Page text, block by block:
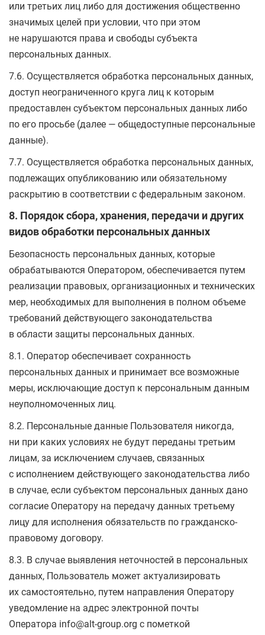
или третьих лиц либо для достижения общественно
значимых целей при условии, что при этом
не нарушаются права и свободы субъекта
персональных данных.
7.6. Осуществляется обработка персональных данных,
доступ неограниченного круга лиц к которым
предоставлен субъектом персональных данных либо
по его просьбе (далее — общедоступные персональные
данные).
7.7. Осуществляется обработка персональных данных,
подлежащих опубликованию или обязательному
раскрытию в соответствии с федеральным законом.
8. Порядок сбора, хранения, передачи и других
видов обработки персональных данных
Безопасность персональных данных, которые
обрабатываются Оператором, обеспечивается путем
реализации правовых, организационных и технических
мер, необходимых для выполнения в полном объеме
требований действующего законодательства
в области защиты персональных данных.
8.1. Оператор обеспечивает сохранность
персональных данных и принимает все возможные
меры, исключающие доступ к персональным данным
неуполномоченных лиц.
8.2. Персональные данные Пользователя никогда,
ни при каких условиях не будут переданы третьим
лицам, за исключением случаев, связанных
с исполнением действующего законодательства либо
в случае, если субъектом персональных данных дано
согласие Оператору на передачу данных третьему
лицу для исполнения обязательств по гражданско-
правовому договору.
8.3. В случае выявления неточностей в персональных
данных, Пользователь может актуализировать
их самостоятельно, путем направления Оператору
уведомление на адрес электронной почты
Оператора info@alt-group.org с пометкой